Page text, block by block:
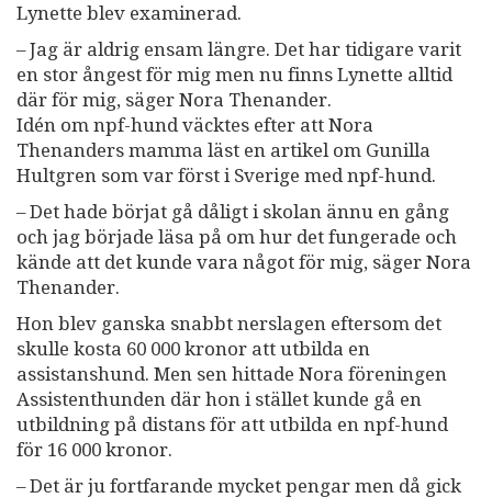
Lynette blev examinerad.
– Jag är aldrig ensam längre. Det har tidigare varit
en stor ångest för mig men nu finns Lynette alltid
där för mig, säger Nora Thenander.
Idén om npf-hund väcktes efter att Nora
Thenanders mamma läst en artikel om Gunilla
Hultgren som var först i Sverige med npf-hund.
– Det hade börjat gå dåligt i skolan ännu en gång
och jag började läsa på om hur det fungerade och
kände att det kunde vara något för mig, säger Nora
Thenander.
Hon blev ganska snabbt nerslagen eftersom det
skulle kosta 60 000 kronor att utbilda en
assistanshund. Men sen hittade Nora föreningen
Assistenthunden där hon i stället kunde gå en
utbildning på distans för att utbilda en npf-hund
för 16 000 kronor.
– Det är ju fortfarande mycket pengar men då gick